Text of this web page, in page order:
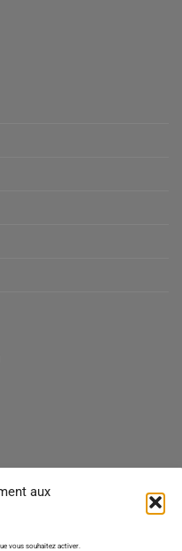
aux
vous souhaitez activer.